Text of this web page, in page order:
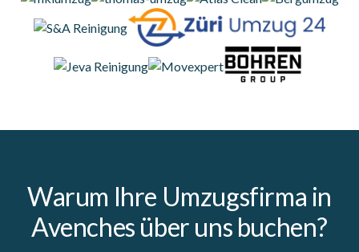
Warum Ihre Umzugsfirma in
Avenches über uns buchen?